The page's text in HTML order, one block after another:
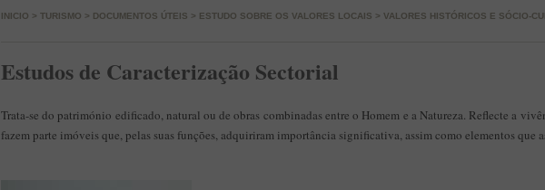
Fale com a Presidente
Laboratório de Aprendizagem Criativa
Canal de Denúncias
Incubadora de Empresas
INICIO > TURISMO > DOCUMENTOS ÚTEIS > ESTUDO SOBRE OS VALORES LOCAIS > VALORES HISTÓRICOS E SÓCIO-
Estudos de Caracterização Sectorial
Trata-se do património edificado, natural ou de obras combinadas entre o Homem e a Natureza. Reflecte a
fazem parte imóveis que, pelas suas funções, adquiriram importância significativa, assim como elementos que